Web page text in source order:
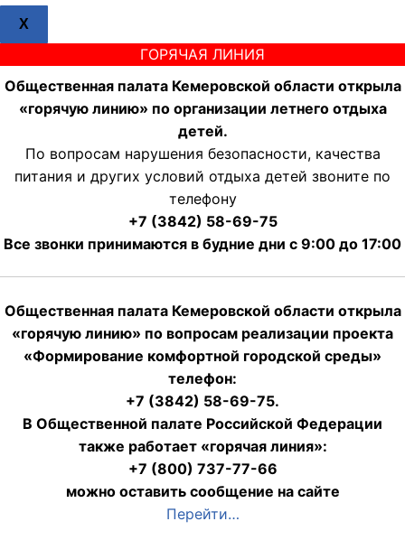
X
ГОРЯЧАЯ ЛИНИЯ
Общественная палата Кемеровской области открыла
«горячую линию» по организации летнего отдыха
детей.
По вопросам нарушения безопасности, качества
питания и других условий отдыха детей звоните по
телефону
+7 (3842) 58-69-75
Все звонки принимаются в будние дни с 9:00 до 17:00
Общественная палата Кемеровской области открыла
«горячую линию» по вопросам реализации проекта
«Формирование комфортной городской среды»
телефон:
+7 (3842) 58-69-75.
В Общественной палате Российской Федерации
также работает «горячая линия»:
+7 (800) 737-77-66
можно оставить сообщение на сайте
Перейти…